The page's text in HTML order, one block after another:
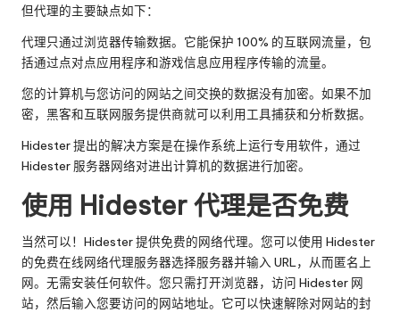
但代理的主要缺点如下：
代理只通过浏览器传输数据。它能保护 100% 的互联网流量，包
括通过点对点应用程序和游戏信息应用程序传输的流量。
您的计算机与您访问的网站之间交换的数据没有加密。如果不加
密，黑客和互联网服务提供商就可以利用工具捕获和分析数据。
Hidester 提出的解决方案是在操作系统上运行专用软件，通过
Hidester 服务器网络对进出计算机的数据进行加密。
使用 Hidester 代理是否免费
当然可以！Hidester 提供免费的网络代理。您可以使用 Hidester
的免费在线网络代理服务器选择服务器并输入 URL，从而匿名上
网。无需安装任何软件。您只需打开浏览器，访问 Hidester 网
站，然后输入您要访问的网站地址。它可以快速解除对网站的封